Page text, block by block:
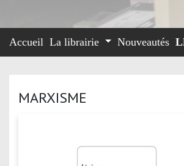
Accueil La librairie Nouveautés
MARXISME